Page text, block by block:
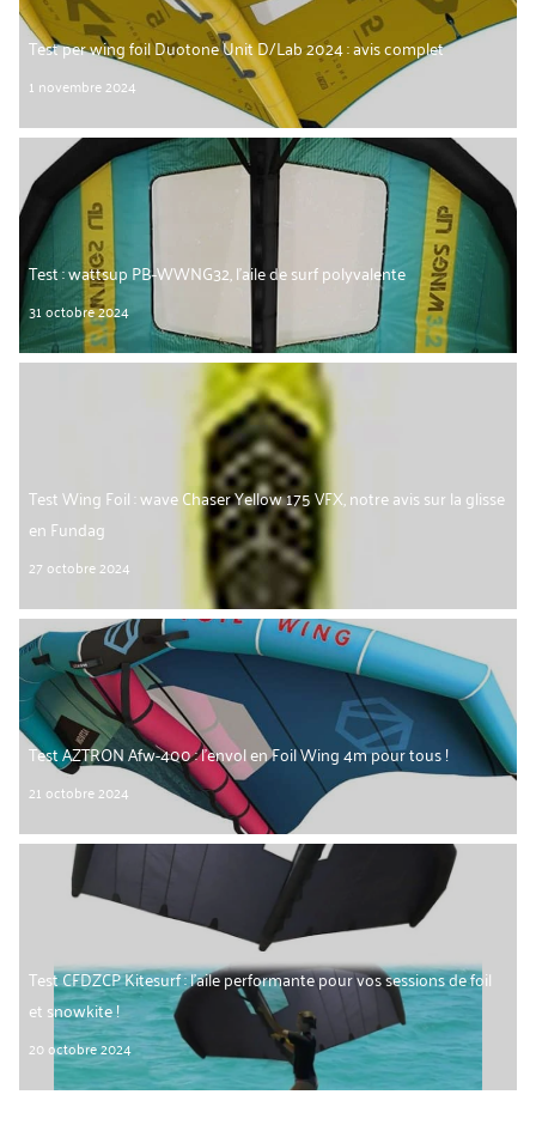
Test per wing foil Duotone Unit D/Lab 2024 : avis complet
1 novembre 2024
Test : wattsup PB-WWNG32, l’aile de surf polyvalente
31 octobre 2024
Test Wing Foil : wave Chaser Yellow 175 VFX, notre avis sur la glisse
en Fundag
27 octobre 2024
Test AZTRON Afw-400 : l’envol en Foil Wing 4m pour tous !
21 octobre 2024
Test CFDZCP Kitesurf : l’aile performante pour vos sessions de foil
et snowkite !
20 octobre 2024